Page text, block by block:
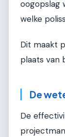
oogopslag
welke
Dit maakt
plaats van
De
De